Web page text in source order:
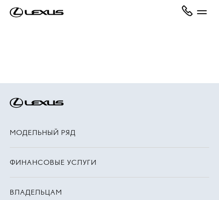
МОДЕЛЬНЫЙ РЯД
ФИНАНСОВЫЕ УСЛУГИ
ВЛАДЕЛЬЦАМ